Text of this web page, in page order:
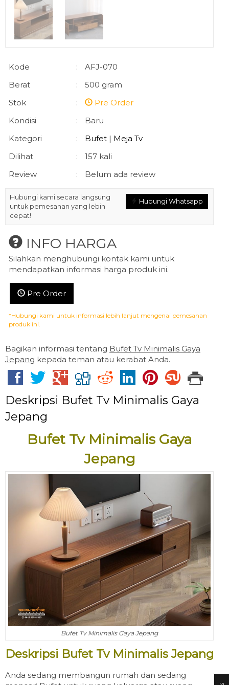
Kode :
AFJ-070
Berat
:
500 gram
Stok
:
Pre Order
Kondisi
:
Baru
Kategori
:
Bufet | Meja Tv
Dilihat
:
157 kali
Review
: Belum ada review
Hubungi Whatsapp
Hubungi kami secara langsung
untuk pemesanan yang lebih
cepat!
INFO HARGA
Silahkan menghubungi kontak kami untuk
mendapatkan informasi harga produk ini.
Pre Order
*Hubungi kami untuk informasi lebih lanjut mengenai pemesanan
produk ini.
Bagikan informasi tentang Bufet Tv Minimalis Gaya
Jepang kepada teman atau kerabat Anda.
Deskripsi Bufet Tv Minimalis Gaya
Jepang
Bufet Tv Minimalis Gaya
Jepang
Bufet Tv Minimalis Gaya Jepang
Deskripsi Bufet Tv Minimalis Jepang
Anda sedang membangun rumah dan sedang